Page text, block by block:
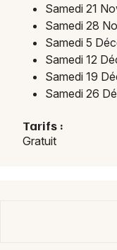
Samedi 21
Samedi 28
Samedi 5
Samedi 12
Samedi 19
Samedi 26
Tarifs :
Gratuit